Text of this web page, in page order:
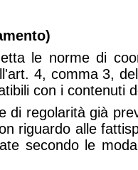
le norme di
4, comma 3,
con i contenuti
di regolarità già
riguardo alle
secondo le